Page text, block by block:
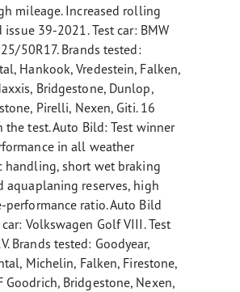
mileage. Increased rolling
issue 39-2021. Test car: BMW
50R17. Brands tested:
Hankook, Vredestein, Falken,
Bridgestone, Dunlop,
Pirelli, Nexen, Giti. 16
test. Auto Bild: Test winner
in all weather
handling, short wet braking
aquaplaning reserves, high
performance ratio. Auto Bild
Volkswagen Golf VIII. Test
Brands tested: Goodyear,
Michelin, Falken, Firestone,
Goodrich, Bridgestone, Nexen,